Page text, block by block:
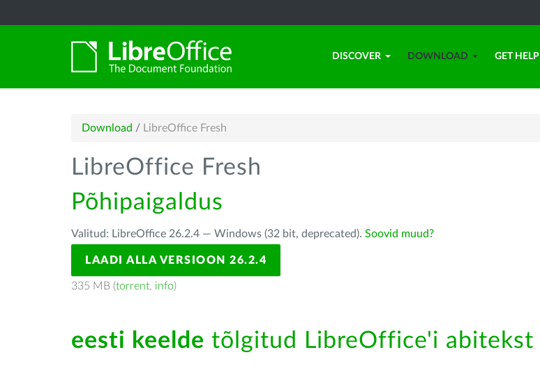
DISCOVER DOWNLOAD GET HELP
Download / LibreOffice Fresh
LibreOffice Fresh
Põhipaigaldus
Valitud: LibreOffice 26.2.4 — Windows (32 bit, deprecated). Soovid muud?
LAADI ALLA VERSIOON 26.2.4
335 MB (torrent, info)
eesti keelde tõlgitud LibreOffice'i abitekst